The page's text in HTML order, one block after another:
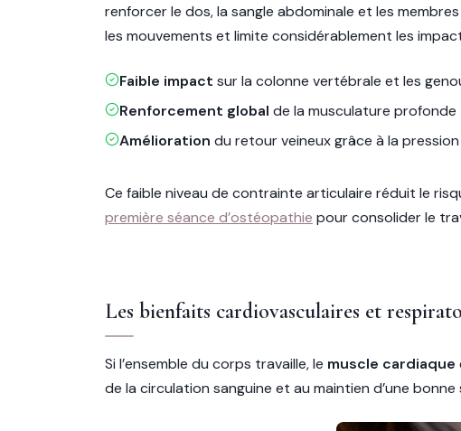
renforcer le dos, la sangle abdominale et les
les mouvements et limite considérablement les
Faible impact sur la colonne vertébrale et les
Renforcement global de la musculature profonde
Amélioration du retour veineux grâce à la pression
Ce faible niveau de contrainte articulaire réduit le
première séance d’ostéopathie pour consolider le
Les bienfaits cardiovasculaires et
Si l’ensemble du corps travaille, le muscle cardiaque
de la circulation sanguine et au maintien d’une